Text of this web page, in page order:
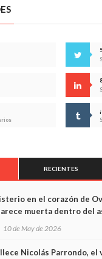
RECIENTES
en el corazón de
muerta dentro del
y las cámaras
10 de May de 2026
Nicolás Parrondo, el